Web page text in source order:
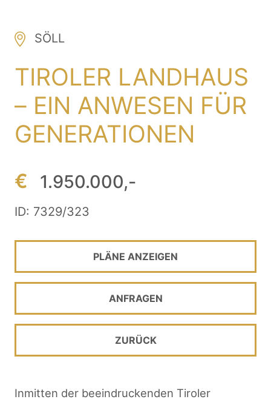
SÖLL
TIROLER LANDHAUS
– EIN ANWESEN FÜR
GENERATIONEN
€ 1.950.000,-
ID: 7329/323
PLÄNE ANZEIGEN
ANFRAGEN
ZURÜCK
Inmitten der beeindruckenden Tiroler